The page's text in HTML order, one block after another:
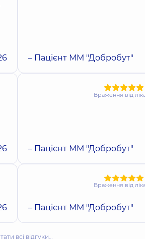
– Пацієнт ММ "Добробут"
Враження від
– Пацієнт ММ "Добробут"
Враження від
– Пацієнт ММ "Добробут"
всі відгуки…